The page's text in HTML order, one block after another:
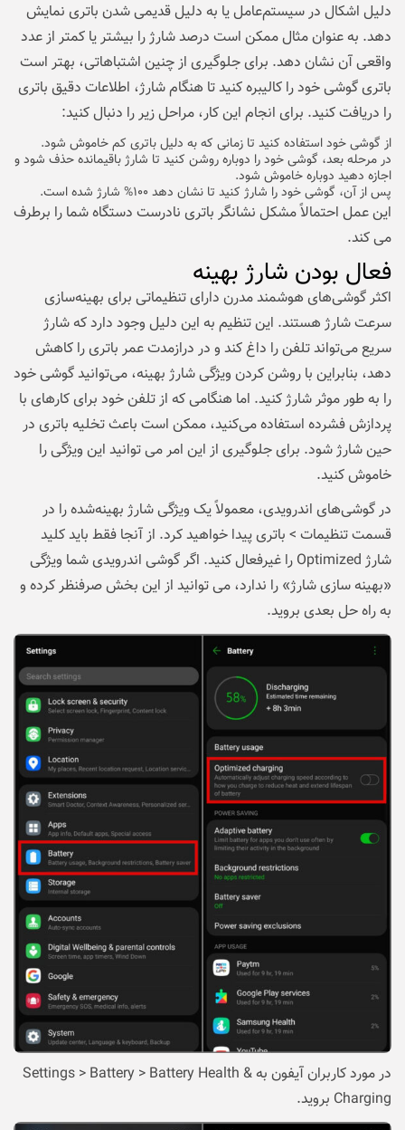
دلیل اشکال در سیستم‌عامل یا به دلیل قدیمی شدن باتری نمایش
دهد. به عنوان مثال ممکن است درصد شارژ را بیشتر یا کمتر از عدد
واقعی آن نشان دهد. برای جلوگیری از چنین اشتباهاتی، بهتر است
باتری گوشی خود را کالیبره کنید تا هنگام شارژ، اطلاعات دقیق باتری
را دریافت کنید. برای انجام این کار، مراحل زیر را دنبال کنید:
از گوشی خود استفاده کنید تا زمانی که به دلیل باتری کم خاموش شود.
در مرحله بعد، گوشی خود را دوباره روشن کنید تا شارژ باقیمانده حذف شود و
اجازه دهید دوباره خاموش شود.
پس از آن، گوشی خود را شارژ کنید تا نشان دهد ۱۰۰% شارژ شده است.
این عمل احتمالاً مشکل نشانگر باتری نادرست دستگاه شما را برطرف
می کند.
فعال بودن شارژ بهینه
اکثر گوشی‌های هوشمند مدرن دارای تنظیماتی برای بهینه‌سازی
سرعت شارژ هستند. این تنظیم به این دلیل وجود دارد که شارژ
سریع می‌تواند تلفن را داغ کند و در درازمدت عمر باتری را کاهش
دهد، بنابراین با روشن کردن ویژگی شارژ بهینه، می‌توانید گوشی خود
را به طور موثر شارژ کنید. اما هنگامی که از تلفن خود برای کارهای با
پردازش فشرده استفاده می‌کنید، ممکن است باعث تخلیه باتری در
حین شارژ شود. برای جلوگیری از این امر می توانید این ویژگی را
خاموش کنید.
در گوشی‌های اندرویدی، معمولاً یک ویژگی شارژ بهینه‌شده را در
قسمت تنظیمات > باتری پیدا خواهید کرد. از آنجا فقط باید کلید
شارژ Optimized را غیرفعال کنید. اگر گوشی اندرویدی شما ویژگی
«بهینه سازی شارژ» را ندارد، می توانید از این بخش صرفنظر کرده و
به راه حل بعدی بروید.
در مورد کاربران آیفون به Settings > Battery > Battery Health &
Charging بروید.